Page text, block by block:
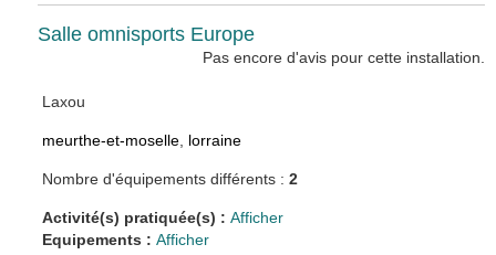
Salle omnisports Europe
Pas encore d'avis pour cette installation.
Laxou
meurthe-et-moselle lorraine
Nombre d'équipements différents :2
Activité(s) pratiquée(s) :Afficher
Equipements :Afficher